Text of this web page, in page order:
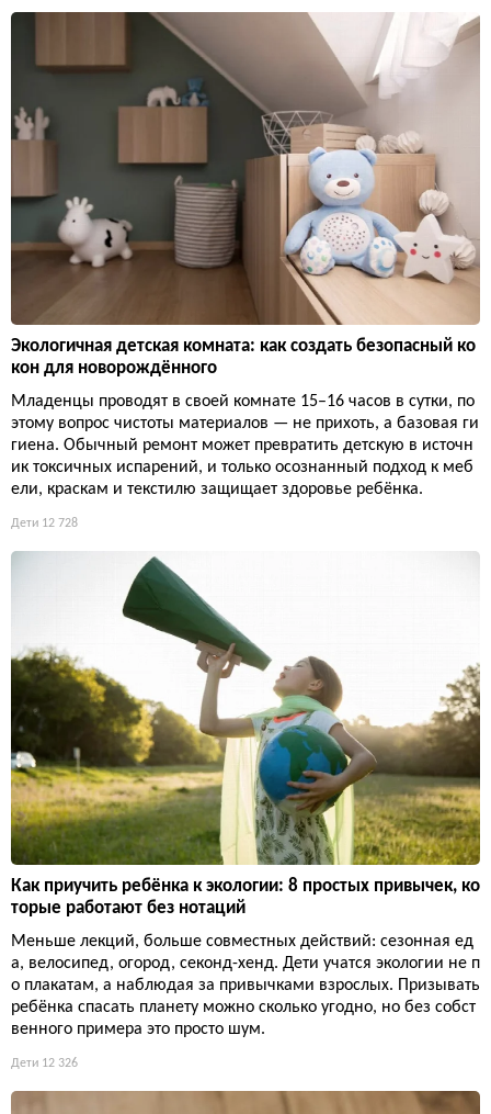
Экологичная детская комната: как создать безопасный ко
кон для новорождённого
Младенцы проводят в своей комнате 15–16 часов в сутки, по
этому вопрос чистоты материалов — не прихоть, а базовая ги
гиена. Обычный ремонт может превратить детскую в источн
ик токсичных испарений, и только осознанный подход к меб
ели, краскам и текстилю защищает здоровье ребёнка.
Дети 12 728
Как приучить ребёнка к экологии: 8 простых привычек, ко
торые работают без нотаций
Меньше лекций, больше совместных действий: сезонная ед
а, велосипед, огород, секонд-хенд. Дети учатся экологии не п
о плакатам, а наблюдая за привычками взрослых. Призывать
ребёнка спасать планету можно сколько угодно, но без собст
венного примера это просто шум.
Дети 12 326